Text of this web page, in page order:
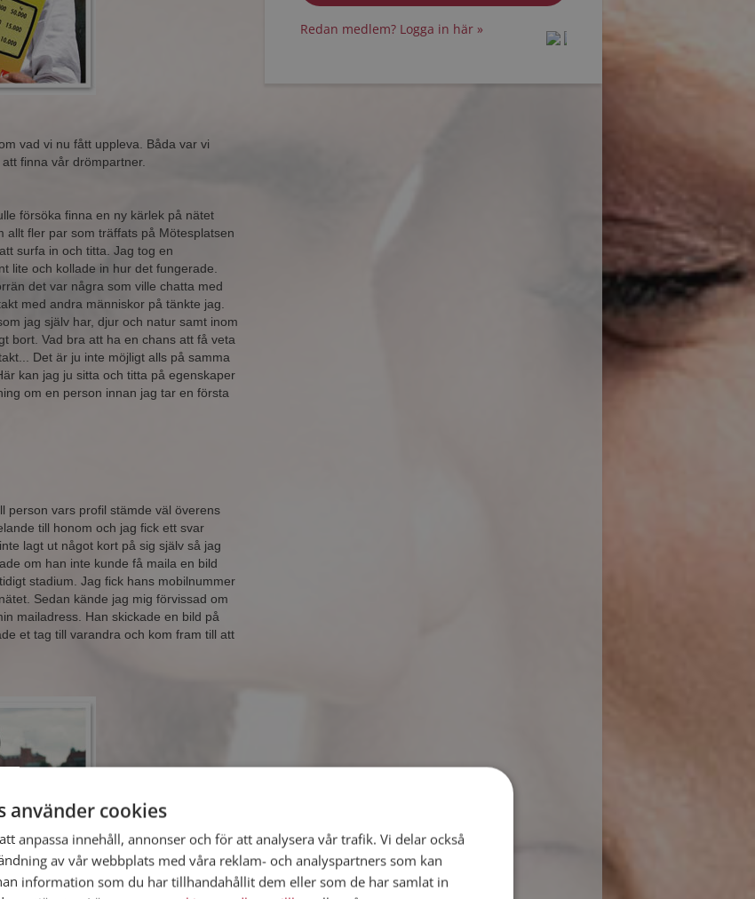
vad vi nu fått uppleva. Båda var vi
finna vår drömpartner.
försöka finna en ny kärlek på nätet
allt fler par som träffats på Mötesplatsen
surfa in och titta. Jag tog en
lite och kollade in hur det fungerade.
det var några som ville chatta med
med andra människor på tänkte jag.
jag själv har, djur och natur samt inom
bort. Vad bra att ha en chans att få veta
Det är ju inte möjligt alls på samma
kan jag ju sitta och titta på egenskaper
om en person innan jag tar en första
person vars profil stämde väl överens
till honom och jag fick ett svar
lagt ut något kort på sig själv så jag
om han inte kunde få maila en bild
stadium. Jag fick hans mobilnummer
Sedan kände jag mig förvissad om
mailadress. Han skickade en bild på
et tag till varandra och kom fram till att
Redan medlem? Logga in här »
protected by
protected by
använder cookies
anpassa innehåll, annonser och för att analysera vår trafik. Vi delar också
av vår webbplats med våra reklam- och analyspartners som kan
information som du har tillhandahållit dem eller som de har samlat in